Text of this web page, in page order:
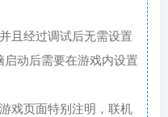
且经过调试后无需设置
动后需要在游戏内设置
戏页面特别注明，联机